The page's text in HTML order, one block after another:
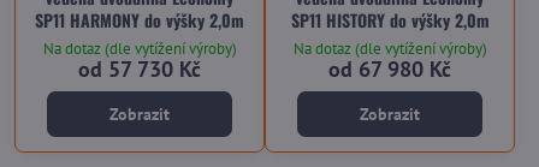
SP11 HARMONY do výšky 2,0m
Na dotaz (dle vytížení výroby)
od 57 730 Kč
Zobrazit
SP11 HISTORY do výšky 2,0m
Na dotaz (dle vytížení výroby)
od 67 980 Kč
Zobrazit